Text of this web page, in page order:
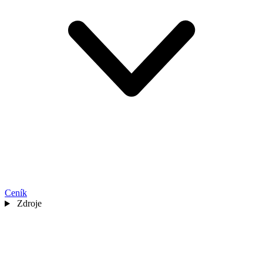
Ceník
Zdroje